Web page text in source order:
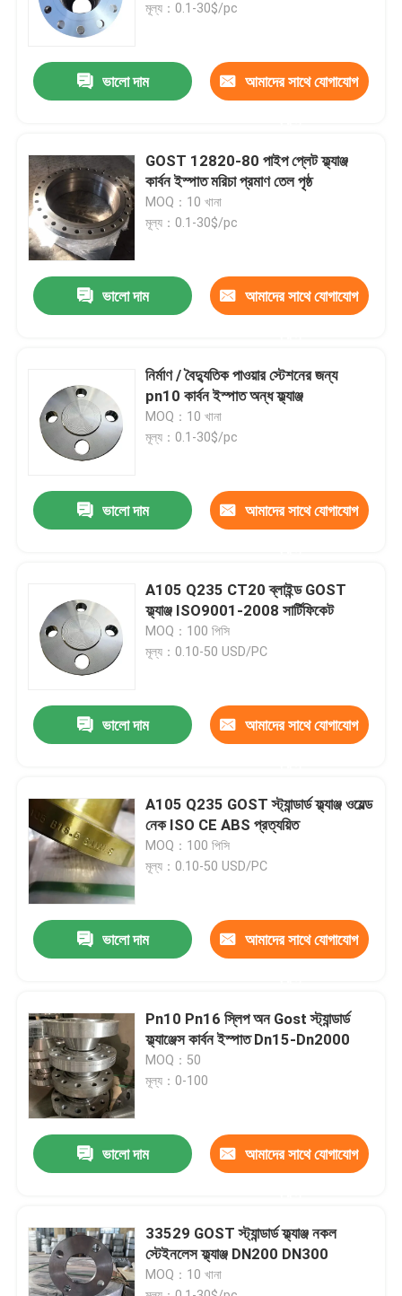
পণ্য
আমাদের সম্পর্কে
কারখানা ভ্রমণ
আমাদের সাথে যোগাযোগ করুন
উদ্ধৃতির জন্য আবেদন
ইস্পাত পাইপ ফ্ল্যাঞ্জ
DIN পাইপ ফ্ল্যাঞ্জ
ANSI পাইপ ফ্ল্যাঞ্জ
মূল্য：0.1-30$/pc
ভালো দাম আমাদের সাথে যোগাযোগ
GOST 12820-80 পাইপ প্লেট ফ্ল্যাঞ্জ
কার্বন ইস্পাত মরিচা প্রমাণ তেল পৃষ্ঠ
MOQ：10 খানা
মূল্য：0.1-30$/pc
ভালো দাম আমাদের সাথে যোগাযোগ
নির্মাণ / বৈদ্যুতিক পাওয়ার স্টেশনের জন্য
pn10 কার্বন ইস্পাত অন্ধ ফ্ল্যাঞ্জ
MOQ：10 খানা
মূল্য：0.1-30$/pc
ভালো দাম আমাদের সাথে যোগাযোগ
A105 Q235 CT20 ব্লাইন্ড GOST
ফ্ল্যাঞ্জ ISO9001-2008 সার্টিফিকেট
MOQ：100 পিসি
মূল্য：0.10-50 USD/PC
ভালো দাম আমাদের সাথে যোগাযোগ
A105 Q235 GOST স্ট্যান্ডার্ড ফ্ল্যাঞ্জ ওয়েল্ড
নেক ISO CE ABS প্রত্যয়িত
MOQ：100 পিসি
মূল্য：0.10-50 USD/PC
ভালো দাম আমাদের সাথে যোগাযোগ
Pn10 Pn16 স্লিপ অন Gost স্ট্যান্ডার্ড
ফ্ল্যাঞ্জেস কার্বন ইস্পাত Dn15-Dn2000
MOQ：50
মূল্য：0-100
ভালো দাম আমাদের সাথে যোগাযোগ
33529 GOST স্ট্যান্ডার্ড ফ্ল্যাঞ্জ নকল
স্টেইনলেস ফ্ল্যাঞ্জ DN200 DN300
MOQ：10 খানা